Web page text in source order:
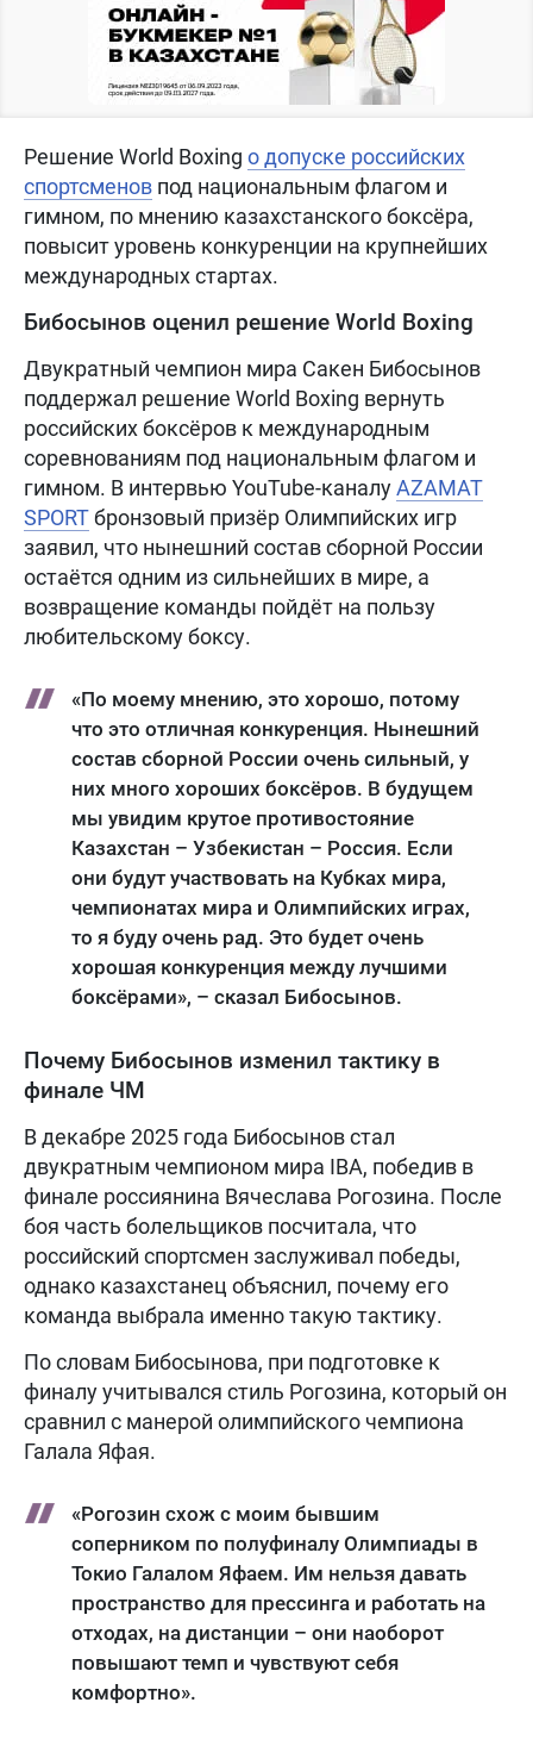
Решение World Boxing о допуске российских
спортсменов под национальным флагом и
гимном, по мнению казахстанского боксёра,
повысит уровень конкуренции на крупнейших
международных стартах.
Бибосынов оценил решение World Boxing
Двукратный чемпион мира Сакен Бибосынов
поддержал решение World Boxing вернуть
российских боксёров к международным
соревнованиям под национальным флагом и
гимном. В интервью YouTube-каналуAZAMAT
SPORTбронзовый призёр Олимпийских игр
заявил, что нынешний состав сборной России
остаётся одним из сильнейших в мире, а
возвращение команды пойдёт на пользу
любительскому боксу.
«По моему мнению, это хорошо, потому
что это отличная конкуренция. Нынешний
состав сборной России очень сильный, у
них много хороших боксёров. В будущем
мы увидим крутое противостояние
Казахстан – Узбекистан – Россия. Если
они будут участвовать на Кубках мира,
чемпионатах мира и Олимпийских играх,
то я буду очень рад. Это будет очень
хорошая конкуренция между лучшими
боксёрами», – сказал Бибосынов.
Почему Бибосынов изменил тактику в
финале ЧМ
В декабре 2025 года Бибосынов стал
двукратным чемпионом мира IBA, победив в
финале россиянина Вячеслава Рогозина. После
боя часть болельщиков посчитала, что
российский спортсмен заслуживал победы,
однако казахстанец объяснил, почему его
команда выбрала именно такую тактику.
По словам Бибосынова, при подготовке к
финалу учитывался стиль Рогозина, который он
сравнил с манерой олимпийского чемпиона
Галала Яфая.
«Рогозин схож с моим бывшим
соперником по полуфиналу Олимпиады в
Токио Галалом Яфаем. Им нельзя давать
пространство для прессинга и работать на
отходах, на дистанции – они наоборот
повышают темп и чувствуют себя
комфортно».